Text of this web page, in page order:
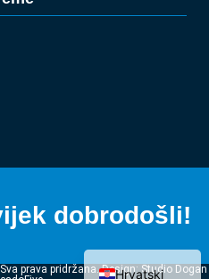
dobrodošli!
prava pridržana. Design: Studio Dogan
Hrvatski
Deutsch